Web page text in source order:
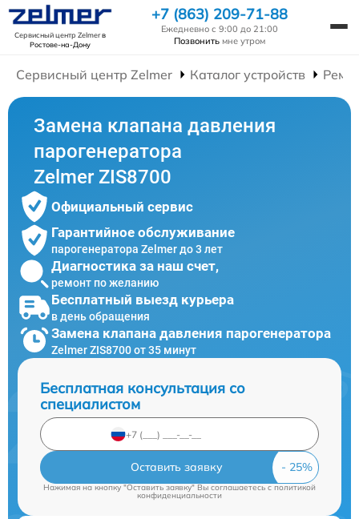
Сервисный центр Zelmerв
Ростове-на-Дону
+7 (863) 209-71-88
Ежедневно с 9:00 до 21:00
Позвонить мне утром
Сервисный центр Zelmer Каталог устройств
Замена клапана давления
парогенератора
Zelmer ZIS8700
Официальный сервис
Гарантийное обслуживание
парогенератора Zelmer до 3 лет
Диагностика за наш счет,
ремонт по желанию
Бесплатный выезд курьера
в день обращения
Замена клапана давления парогенератора
Zelmer ZIS8700 от 35 минут
Бесплатная консультация со
специалистом
Оставить заявку
Нажимая на кнопку "Оставить заявку" Вы соглашаетесь c политикой
конфиденциальности